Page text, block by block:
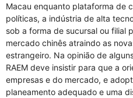
Macau enquanto plataforma de
políticas, a indústria de alta
sob a forma de sucursal ou filial
mercado chinês atraindo as
estrangeiro. Na opinião de
RAEM deve insistir para que a
empresas e do mercado, e
planeamento adequado e uma